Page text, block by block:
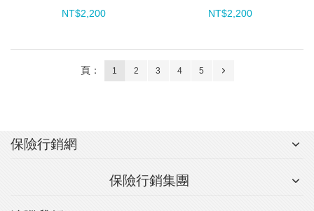
NT$2,200 NT$2,200
頁： 1 2 3 4 5
保險行銷網
保險行銷集團